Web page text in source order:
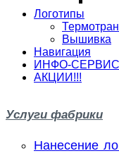
Логотипы
Вышивка
Навигация
ИНФО-СЕРВИС
АКЦИИ!!!
Услуги фабрики
Нанесение